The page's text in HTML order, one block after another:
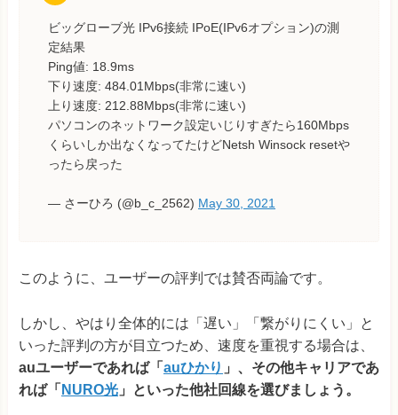
ビッグローブ光 IPv6接続 IPoE(IPv6オプション)の測
定結果
Ping値: 18.9ms
下り速度: 484.01Mbps(非常に速い)
上り速度: 212.88Mbps(非常に速い)
パソコンのネットワーク設定いじりすぎたら160Mbps
くらいしか出なくなってたけどNetsh Winsock resetや
ったら戻った
— さーひろ (@b_c_2562) May 30, 2021
このように、ユーザーの評判では賛否両論です。
しかし、やはり全体的には「遅い」「繋がりにくい」と
いった評判の方が目立つため、速度を重視する場合は、
auユーザーであれば「 auひかり 」、その他キャリアであ
れば「 NURO光 」といった他社回線を選びましょう。